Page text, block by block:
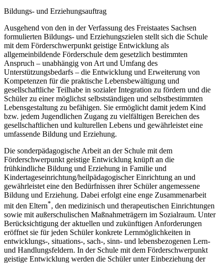
Bildungs- und Erziehungsauftrag
Ausgehend von den in der Verfassung des Freistaates Sachsen
formulierten Bildungs- und Erziehungszielen stellt sich die Schule
mit dem Förderschwerpunkt geistige Entwicklung als
allgemeinbildende Förderschule dem gesetzlich bestimmten
Anspruch – unabhängig von Art und Umfang des
Unterstützungsbedarfs – die Entwicklung und Erweiterung von
Kompetenzen für die praktische Lebensbewältigung und
gesellschaftliche Teilhabe in sozialer Integration zu fördern und die
Schüler zu einer möglichst selbstständigen und selbstbestimmten
Lebensgestaltung zu befähigen. Sie ermöglicht damit jedem Kind
bzw. jedem Jugendlichen Zugang zu vielfältigen Bereichen des
gesellschaftlichen und kulturellen Lebens und gewährleistet eine
umfassende Bildung und Erziehung.
Die sonderpädagogische Arbeit an der Schule mit dem
Förderschwerpunkt geistige Entwicklung knüpft an die
frühkindliche Bildung und Erziehung in Familie und
Kindertageseinrichtung/heilpädagogischer Einrichtung an und
gewährleistet eine den Bedürfnissen ihrer Schüler angemessene
Bildung und Erziehung. Dabei erfolgt eine enge Zusammenarbeit
mit den Eltern*, den medizinisch und therapeutischen Einrichtungen
sowie mit außerschulischen Maßnahmeträgern im Sozialraum. Unter
Berücksichtigung der aktuellen und zukünftigen Anforderungen
eröffnet sie für jeden Schüler konkrete Lernmöglichkeiten in
entwicklungs-, situations-, sach-, sinn- und lebensbezogenen Lern-
und Handlungsfeldern. In der Schule mit dem Förderschwerpunkt
geistige Entwicklung werden die Schüler unter Einbeziehung der